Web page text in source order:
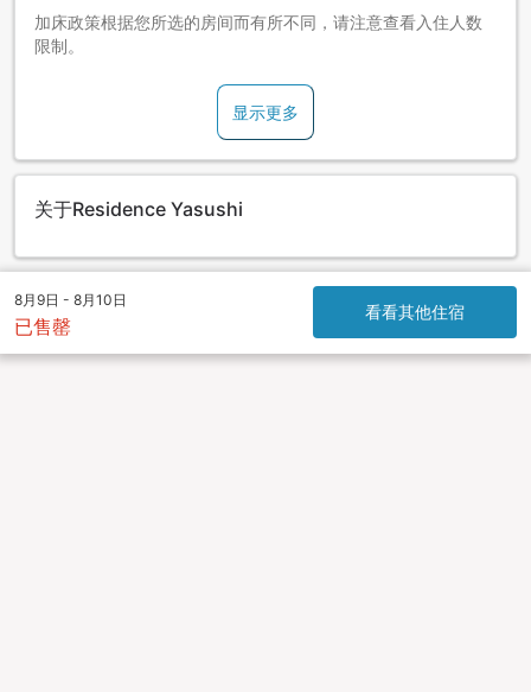
加床政策根据您所选的房间而有所不同，请注意查看入住人数
限制。
显示更多
关于Residence Yasushi
8月9日 - 8月10日
已售罄
看看其他住宿